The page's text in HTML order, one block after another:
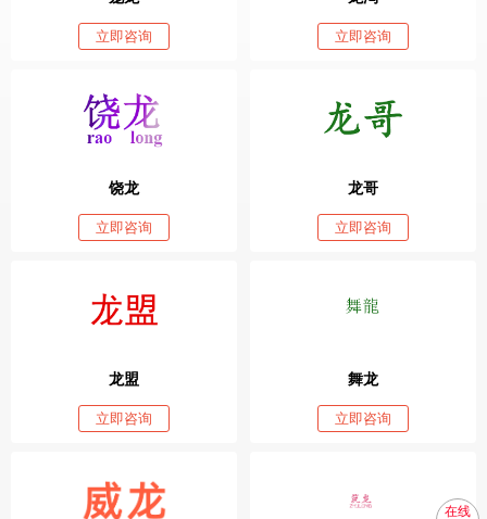
立即咨询 立即咨询
饶龙
立即咨询
龙哥
立即咨询
龙盟
立即咨询
舞龙
立即咨询
在线